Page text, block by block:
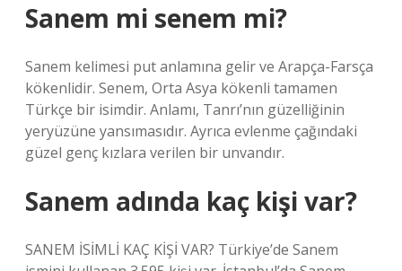
Sanem mi senem mi?
Sanem kelimesi put anlamına gelir ve Arapça-Farsça
kökenlidir. Senem, Orta Asya kökenli tamamen
Türkçe bir isimdir. Anlamı, Tanrı’nın güzelliğinin
yeryüzüne yansımasıdır. Ayrıca evlenme çağındaki
güzel genç kızlara verilen bir unvandır.
Sanem adında kaç kişi var?
SANEM İSİMLİ KAÇ KİŞİ VAR? Türkiye’de Sanem